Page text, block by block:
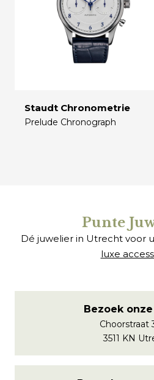
Staudt Chronometrie
Prelude Chronograph
Punte
Dé juwelier in Utrecht voor
luxe
Bezoek
Choorstraat
3511 KN